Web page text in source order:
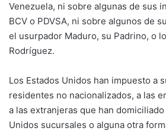
Venezuela, ni sobre algunas de sus
BCV o PDVSA, ni sobre algunos de
el usurpador Maduro, su Padrino, o
Rodríguez.
Los Estados Unidos han impuesto a
residentes no nacionalizados, a las
a las extranjeras que han
Unidos sucursales o alguna otra